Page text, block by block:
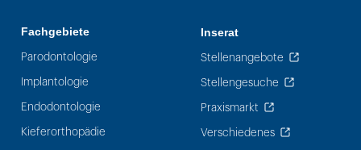
Fachgebiete
Parodontologie
Implantologie
Endodontologie
Kieferorthopädie
Inserat
Stellenangebote
Stellengesuche
Praxismarkt
Verschiedenes